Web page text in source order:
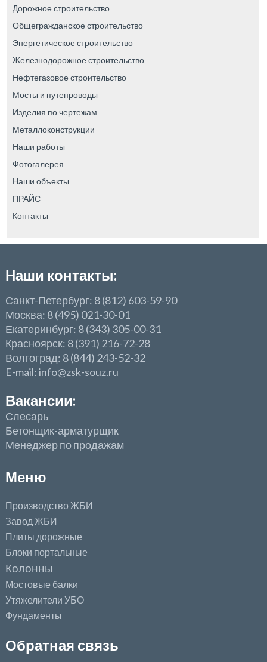
Дорожное строительство
Общегражданское строительство
Энергетическое строительство
Железнодорожное строительство
Нефтегазовое строительство
Мосты и путепроводы
Изделия по чертежам
Металлоконструкции
Наши работы
Фотогалерея
Наши объекты
ПРАЙС
Контакты
Наши контакты:
Санкт-Петербург: 8 (812) 603-59-90
Москва: 8 (495) 021-30-01
Екатеринбург: 8 (343) 305-00-31
Красноярск: 8 (391) 216-72-28
Волгоград: 8 (844) 243-52-32
E-mail: info@zsk-souz.ru
Вакансии:
Слесарь
Бетонщик-арматурщик
Менеджер по продажам
Меню
Производство ЖБИ
Завод ЖБИ
Плиты дорожные
Блоки портальные
Колонны
Мостовые балки
Утяжелители УБО
Фундаменты
Обратная связь